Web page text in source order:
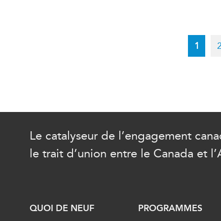
page
1
Le catalyseur de l’engagement
le trait d’union entre le Canada et
QUOI DE NEUF PROGRAMMES